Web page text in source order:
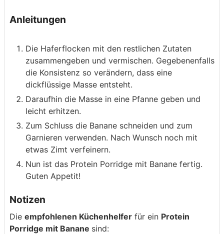
Anleitungen
Die Haferflocken mit den restlichen Zutaten
zusammengeben und vermischen. Gegebenenfalls
die Konsistenz so verändern, dass eine
dickflüssige Masse entsteht.
Daraufhin die Masse in eine Pfanne geben und
leicht erhitzen.
Zum Schluss die Banane schneiden und zum
Garnieren verwenden. Nach Wunsch noch mit
etwas Zimt verfeinern.
Nun ist das Protein Porridge mit Banane fertig.
Guten Appetit!
Notizen
Die empfohlenen Küchenhelfer für ein Protein
Porridge mit Banane sind: